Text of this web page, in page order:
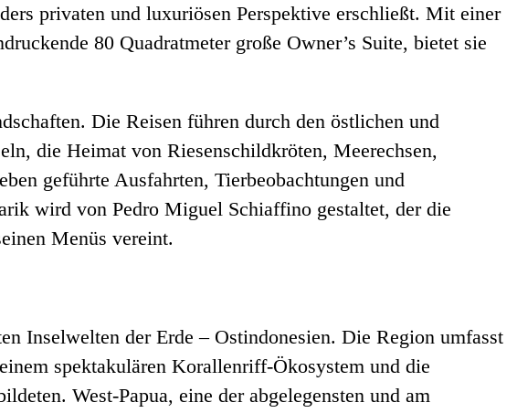
privaten und luxuriösen Perspektive erschließt. Mit einer
80 Quadratmeter große Owner’s Suite, bietet sie
Die Reisen führen durch den östlichen und
die Heimat von Riesenschildkröten, Meerechsen,
geführte Ausfahrten, Tierbeobachtungen und
wird von Pedro Miguel Schiaffino gestaltet, der die
Menüs vereint.
Inselwelten der Erde – Ostindonesien. Die Region umfasst
spektakulären Korallenriff-Ökosystem und die
West-Papua, eine der abgelegensten und am